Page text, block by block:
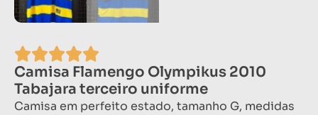
Camisa Flamengo Olympikus 2010
Tabajara terceiro uniforme
Camisa em perfeito estado, tamanho G, medidas